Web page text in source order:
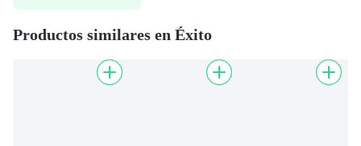
Productos similares en Éxito